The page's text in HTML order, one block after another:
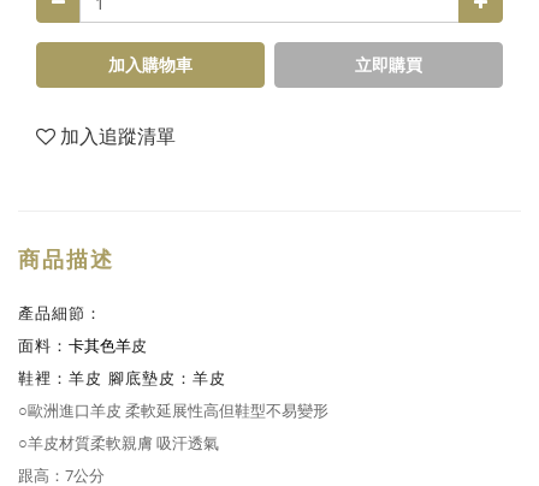
加入購物車 立即購買
加入追蹤清單
商品描述
產品細節：
面料： 卡其色羊皮
鞋裡：羊皮 腳底墊皮： 羊皮
○歐洲進口羊皮 柔軟延展性高但鞋型不易變形
○羊皮材質柔軟親膚 吸汗透氣
跟高：7公分